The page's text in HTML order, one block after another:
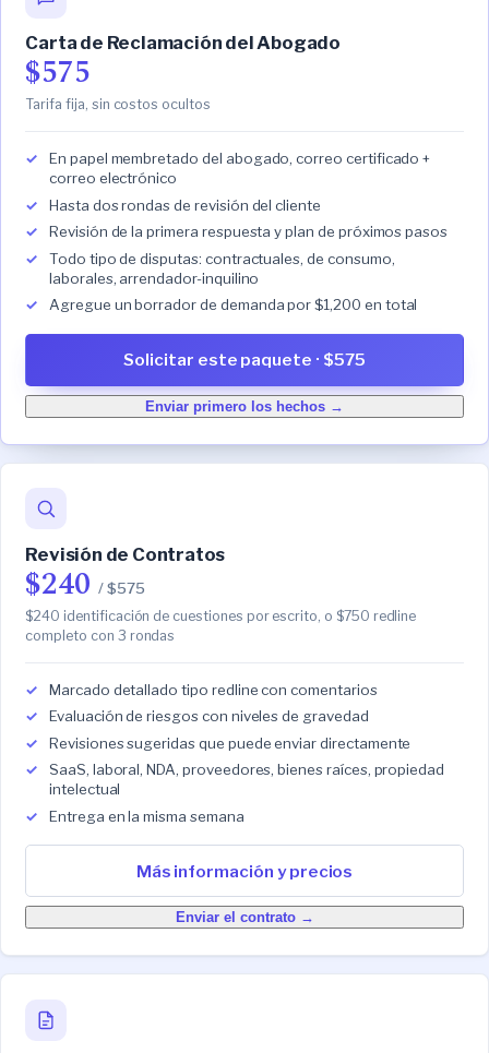
Carta de Reclamación del Abogado
$575
Tarifa fija, sin costos ocultos
En papel membretado del abogado, correo certificado +
correo electrónico
Hasta dos rondas de revisión del cliente
Revisión de la primera respuesta y plan de próximos pasos
Todo tipo de disputas: contractuales, de consumo,
laborales, arrendador-inquilino
Agregue un borrador de demanda por $1,200 en total
Solicitar este paquete · $575
Enviar primero los hechos →
Revisión de Contratos
$240/ $575
$240 identificación de cuestiones por escrito, o $750 redline
completo con 3 rondas
Marcado detallado tipo redline con comentarios
Evaluación de riesgos con niveles de gravedad
Revisiones sugeridas que puede enviar directamente
SaaS, laboral, NDA, proveedores, bienes raíces, propiedad
intelectual
Entrega en la misma semana
Más información y precios
Enviar el contrato →